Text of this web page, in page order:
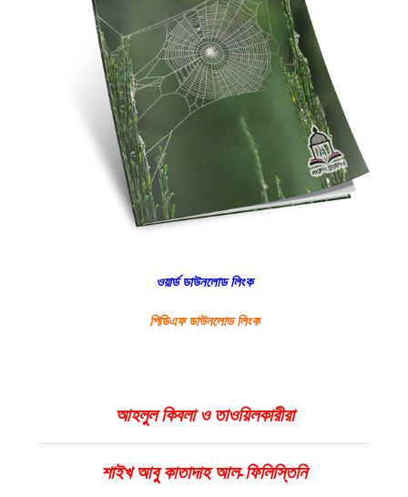
ওয়ার্ড ডাউনলোড লিংক
পিডিএফ ডাউনলোড লিংক
আহলুল কিবলা ও তাওয়িলকারীরা
শাইখ আবু কাতাদাহ আল-ফিলিস্তিনি